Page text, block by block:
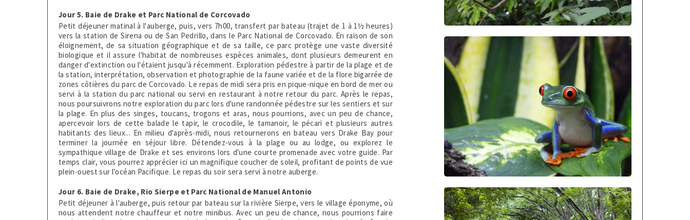
Jour 5. Baie de Drake et Parc National de Corcovado
Petit déjeuner matinal à l'auberge, puis, vers 7h00, transfert par bateau (trajet de 1 à 1½ heures)
vers la station de Sirena ou de San Pedrillo, dans le Parc National de Corcovado. En raison de son
éloignement, de sa situation géographique et de sa taille, ce parc protège une vaste diversité
biologique et il assure l'habitat de nombreuses espèces animales, dont plusieurs demeurent en
danger d'extinction ou l'étaient jusqu'à récemment. Exploration pédestre à partir de la plage et de
la station, interprétation, observation et photographie de la faune variée et de la flore bigarrée de
zones côtières du parc de Corcovado. Le repas de midi sera pris en pique-nique en bord de mer ou
servi à la station du parc national ou servi en restaurant à notre retour du parc. Après le repas,
nous poursuivrons notre exploration du parc lors d'une randonnée pédestre sur les sentiers et sur
la plage. En plus des singes, toucans, trogons et aras, nous pourrions, avec un peu de chance,
apercevoir lors de cette balade le tapir, le crocodile, le tamanoir, le pécari et plusieurs autres
habitants des lieux... En milieu d'après-midi, nous retournerons en bateau vers Drake Bay pour
terminer la journée en séjour libre. Détendez-vous à la plage ou au lodge, ou explorez le
sympathique village de Drake et ses environs lors d'une courte promenade avec votre guide. Par
temps clair, vous pourrez apprécier ici un magnifique coucher de soleil, profitant de points de vue
plein-ouest sur l'océan Pacifique. Le repas du soir sera servi à notre auberge.
Jour 6. Baie de Drake, Rio Sierpe et Parc National de Manuel Antonio
Petit déjeuner à l'auberge, puis retour par bateau sur la rivière Sierpe, vers le village éponyme, où
nous attendent notre chauffeur et notre minibus. Avec un peu de chance, nous pourrions faire